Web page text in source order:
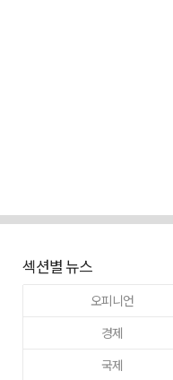
섹션별 뉴스
오피니언
경제
국제